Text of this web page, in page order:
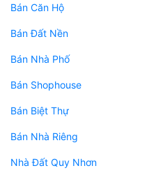
Bán Căn Hộ
Bán Đất Nền
Bán Nhà Phố
Bán Shophouse
Bán Biệt Thự
Bán Nhà Riêng
Nhà Đất Quy Nhơn